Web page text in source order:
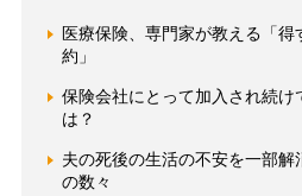
医療保険、専門家が教える「
約」
保険会社にとって加入され続け
は？
夫の死後の生活の不安を一部
の数々